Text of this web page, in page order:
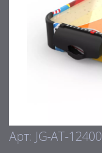
Арт: JG-AT-12400